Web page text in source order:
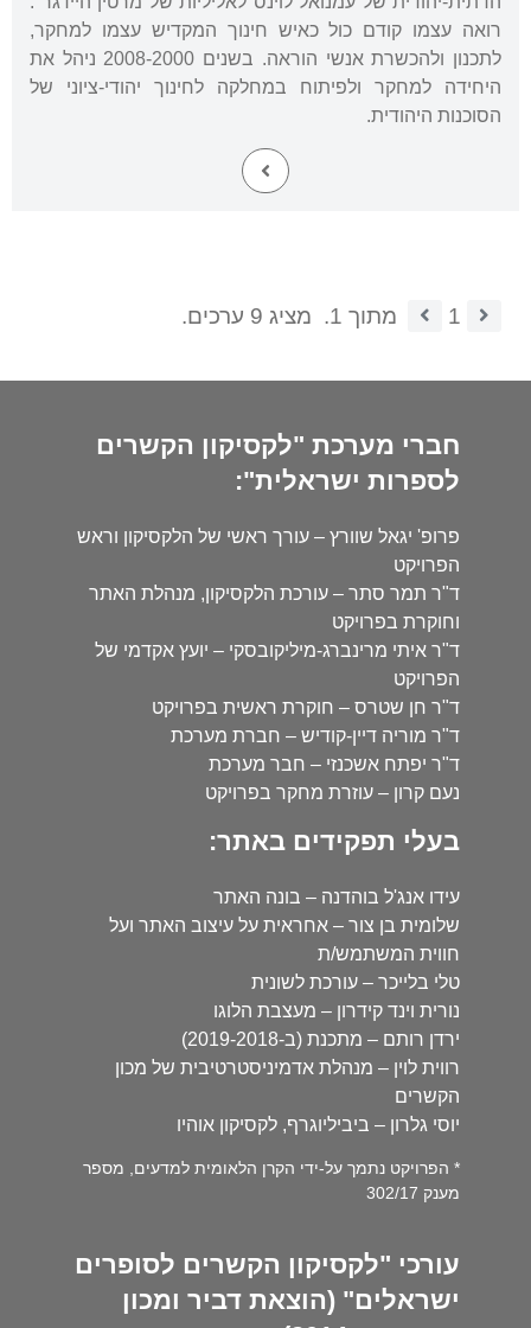
רואה עצמו קודם כול כאיש חינוך המקדיש עצמו למחקר,
לתכנון ולהכשרת אנשי הוראה. בשנים 2008-2000 ניהל את
היחידה למחקר ולפיתוח במחלקה לחינוך יהודי-ציוני של
הסוכנות היהודית.
1 מתוך 1. מציג 9 ערכים.
חברי מערכת "לקסיקון הקשרים
לספרות ישראלית":
פרופ' יגאל שוורץ – עורך ראשי של הלקסיקון וראש
הפרויקט
ד"ר תמר סתר – עורכת הלקסיקון, מנהלת האתר
וחוקרת בפרויקט
ד"ר איתי מרינברג-מיליקובסקי – יועץ אקדמי של
הפרויקט
ד"ר חן שטרס – חוקרת ראשית בפרויקט
ד"ר מוריה דיין-קודיש – חברת מערכת
ד"ר יפתח אשכנזי – חבר מערכת
נעם קרון – עוזרת מחקר בפרויקט
בעלי תפקידים באתר:
עידו אנג'ל בוהדנה – בונה האתר
שלומית בן צור – אחראית על עיצוב האתר ועל
חווית המשתמש/ת
טלי בלייכר – עורכת לשונית
נורית וינד קידרון – מעצבת הלוגו
ירדן רותם – מתכנת (ב-2019-2018)
רווית לוין – מנהלת אדמיניסטרטיבית של מכון
הקשרים
יוסי גלרון – ביביליוגרף, לקסיקון אוהיו
* הפרויקט נתמך על-ידי הקרן הלאומית למדעים, מספר
מענק 302/17
עורכי "לקסיקון הקשרים לסופרים
ישראלים" (הוצאת דביר ומכון